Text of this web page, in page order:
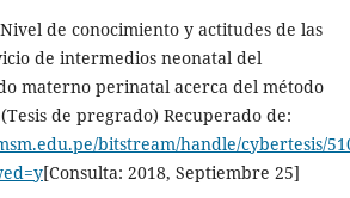
de conocimiento y actitudes de las
de intermedios neonatal del
materno perinatal acerca del método
de pregrado) Recuperado de:
bitstream/handle/cybertesis/
[Consulta: 2018, Septiembre 25]